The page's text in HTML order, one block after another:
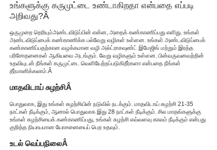
உங்களுக்கு கருமுட்டை உண்டாகிறதா என்பதை எப்படி
அறிவது?Â
ஒருமுறை தெரியும்அண்டவிடுப்பின் என்ன, அதைக் கண்காணிப்பது எளிது. உங்கள்
அண்டவிடுப்பைக் கண்காணிக்க பல்வேறு வழிகள் உள்ளன. உங்கள் அண்டவிடுப்பைக்
கண்காணிப்பதற்கான வழக்கமான வழி அல்ட்ராசவுண்ட் இமேஜிங் மற்றும் இரத்த
பரிசோதனைகள் ஆகியவை அடங்கும். வேறு வழிகளும் உள்ளன. பின்வருவனவற்றின்
உதவியுடன் நீங்கள் கருமுட்டை வெளியேற்றப்படுகிறீர்களா என்பதை நீங்கள்
தீர்மானிக்கலாம்.Â
மாதவிடாய் சுழற்சிÂ
பொதுவாக, இது உங்கள் சுழற்சியின் நடுவில் நடக்கும். மாதவிடாய் சுழற்சி 21-35
நாட்கள் நீடிக்கும், ஆனால் பொதுவாக இது 28 நாட்கள் நீடிக்கும். சில மாதங்களுக்கு
உங்கள் சுழற்சியைக் கண்காணிப்பது, உங்கள் சுழற்சி எவ்வளவு காலம் நீடிக்கும் என்பது
குறித்த நியாயமான யோசனையைப் பெற உதவும்.
உடல் வெப்பநிலைÂ